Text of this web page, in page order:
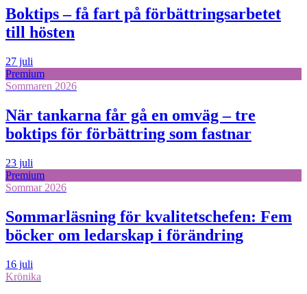
Boktips – få fart på förbättringsarbetet
till hösten
27 juli
Premium
Sommaren 2026
När tankarna får gå en omväg – tre
boktips för förbättring som fastnar
23 juli
Premium
Sommar 2026
Sommarläsning för kvalitetschefen: Fem
böcker om ledarskap i förändring
16 juli
Krönika